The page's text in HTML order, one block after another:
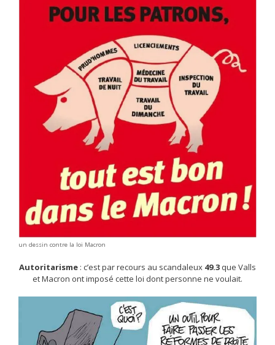
un dessin contre la loi Macron
Autoritarisme : c’est par recours au scandaleux 49.3 que Valls
et Macron ont imposé cette loi dont personne ne voulait.